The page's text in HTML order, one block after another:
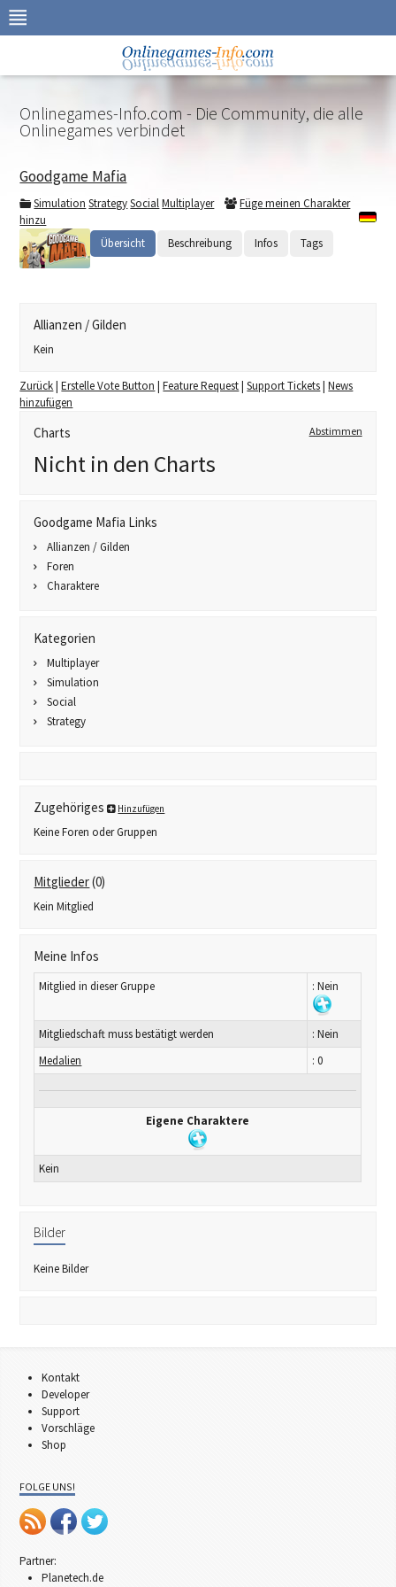
Zur
Navigation
Inhalt
Onlinegames-Info.com - Die Community, die alle
Onlinegames verbindet
Goodgame Mafia
Simulation StrategySocialMultiplayer
Füge meinen Charakter
hinzu
Übersicht
Beschreibung Infos Tags
Allianzen / Gilden
Kein
Zurück|Erstelle Vote Button |Feature Request|Support Tickets|News
hinzufügen
Charts Abstimmen
Nicht in den Charts
Goodgame Mafia Links
Allianzen / Gilden
Foren
Charaktere
Kategorien
Multiplayer
Simulation
Social
Strategy
Zugehöriges Hinzufügen
Keine Foren oder Gruppen
Mitglieder(0)
Kein Mitglied
Meine Infos
Mitglied in dieser Gruppe : Nein
Mitgliedschaft muss bestätigt werden
: Nein
Medalien
: 0
Eigene Charaktere
Kein
Bilder
Keine Bilder
Kontakt
Developer
Support
Vorschläge
Shop
FOLGE UNS!
Partner:
Planetech.de